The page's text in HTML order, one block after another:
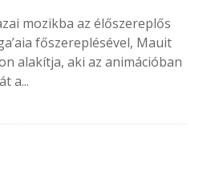
mozikba az élőszereplős
főszereplésével, Mauit
alakítja, aki az animációban
a...